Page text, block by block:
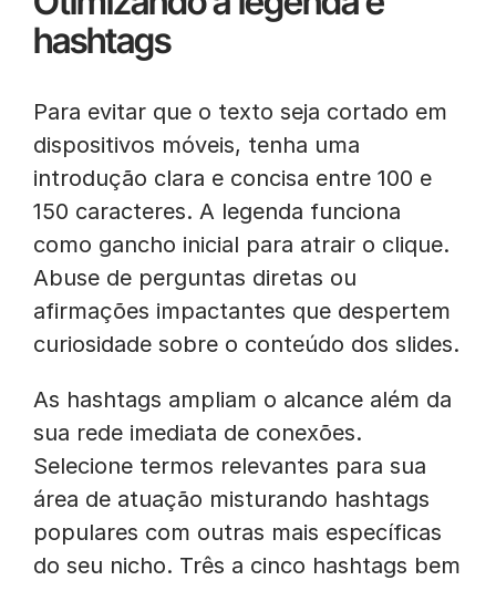
hashtags
Para evitar que o texto seja cortado em
dispositivos móveis, tenha uma
introdução clara e concisa entre 100 e
150 caracteres. A legenda funciona
como gancho inicial para atrair o clique.
Abuse de perguntas diretas ou
afirmações impactantes que despertem
curiosidade sobre o conteúdo dos slides.
As hashtags ampliam o alcance além da
sua rede imediata de conexões.
Selecione termos relevantes para sua
área de atuação misturando hashtags
populares com outras mais específicas
do seu nicho. Três a cinco hashtags bem